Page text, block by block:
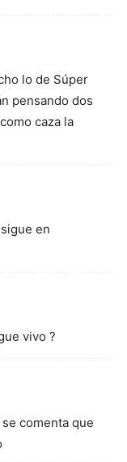
lo de Súper
pensando dos
caza la
en
vivo ?
comenta que